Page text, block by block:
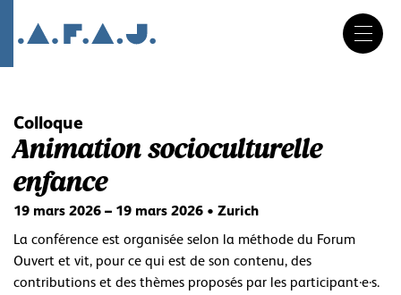
Colloque
Animation socioculturelle
enfance
19 mars 2026 – 19 mars 2026 • Zurich
La conférence est organisée selon la méthode du Forum
Ouvert et vit, pour ce qui est de son contenu, des
contributions et des thèmes proposés par les participant·e·s.